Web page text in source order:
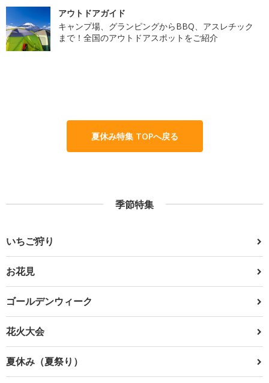
アウトドアガイド
キャンプ場、グランピングからBBQ、アスレチック
まで！全国のアウトドアスポットをご紹介
夏休み特集 TOPへ戻る
季節特集
いちご狩り
お花見
ゴールデンウィーク
花火大会
夏休み（夏祭り）